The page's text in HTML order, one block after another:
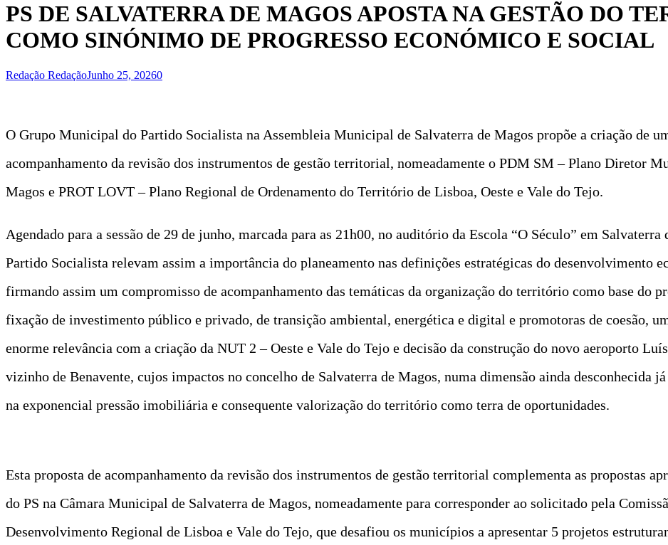
PS DE SALVATERRA DE MAGOS APOSTA NA GESTÃO DO
COMO SINÓNIMO DE PROGRESSO ECONÓMICO E SOCIAL
Redação RedaçãoJunho 25, 20260
O Grupo Municipal do Partido Socialista na Assembleia Municipal de Salvaterra de Magos propõe a criação de
acompanhamento da revisão dos instrumentos de gestão territorial, nomeadamente o PDM SM – Plano Diretor
Magos e PROT LOVT – Plano Regional de Ordenamento do Território de Lisboa, Oeste e Vale do Tejo.
Agendado para a sessão de 29 de junho, marcada para as 21h00, no auditório da Escola “O Século” em
Partido Socialista relevam assim a importância do planeamento nas definições estratégicas do desenvolvimento
firmando assim um compromisso de acompanhamento das temáticas da organização do território como base do
fixação de investimento público e privado, de transição ambiental, energética e digital e promotoras de coesão,
enorme relevância com a criação da NUT 2 – Oeste e Vale do Tejo e decisão da construção do novo aeroporto
vizinho de Benavente, cujos impactos no concelho de Salvaterra de Magos, numa dimensão ainda desconhecida
na exponencial pressão imobiliária e consequente valorização do território como terra de oportunidades.
Esta proposta de acompanhamento da revisão dos instrumentos de gestão territorial complementa as propostas
do PS na Câmara Municipal de Salvaterra de Magos, nomeadamente para corresponder ao solicitado pela
Desenvolvimento Regional de Lisboa e Vale do Tejo, que desafiou os municípios a apresentar 5 projetos